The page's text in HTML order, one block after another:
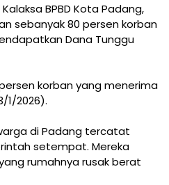
BPBD Kota Padang,
sebanyak 80 persen korban
Dana Tunggu
korban yang menerima
1/2026).
di Padang tercatat
setempat. Mereka
rumahnya rusak berat